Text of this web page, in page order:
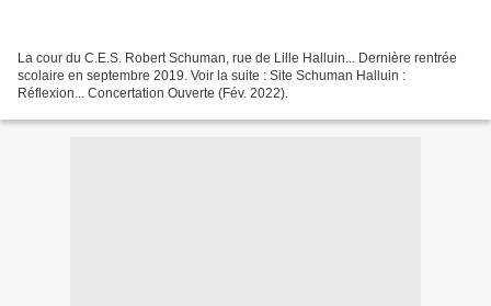
La cour du C.E.S. Robert Schuman, rue de Lille Halluin... Dernière rentrée
scolaire en septembre 2019. Voir la suite : Site Schuman Halluin :
Réflexion... Concertation Ouverte (Fév. 2022).